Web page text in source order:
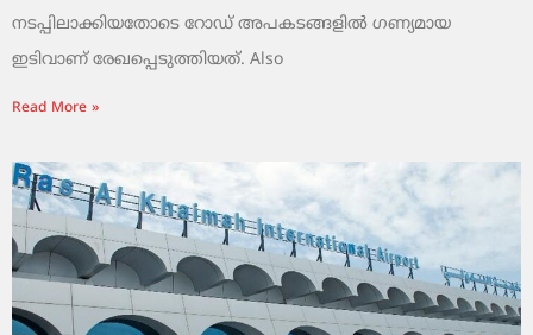
നടപ്പിലാക്കിയതോടെ റോഡ് അപകടങ്ങളിൽ ഗണ്യമായ
ഇടിവാണ് രേഖപ്പെടുത്തിയത്. Also
Read More »